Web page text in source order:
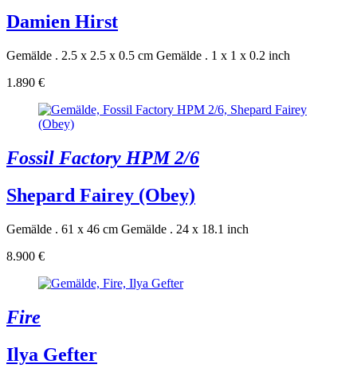
Damien Hirst
Gemälde . 2.5 x 2.5 x 0.5 cm Gemälde . 1 x 1 x 0.2 inch
1.890 €
Fossil Factory HPM 2/6
Shepard Fairey (Obey)
Gemälde . 61 x 46 cm Gemälde . 24 x 18.1 inch
8.900 €
Fire
Ilya Gefter